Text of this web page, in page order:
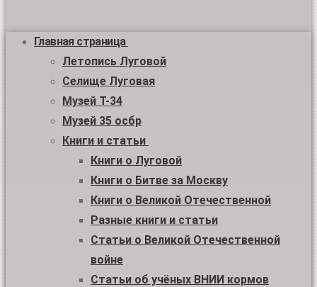
Главная страница
Летопись Луговой
Селище Луговая
Музей Т-34
Музей 35 осбр
Книги и статьи
Книги о Луговой
Книги о Битве за Москву
Книги о Великой Отечественной
Разные книги и статьи
Статьи о Великой Отечественной
войне
Статьи об учёных ВНИИ кормов